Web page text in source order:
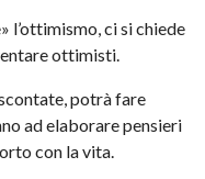
l’ottimismo, ci si chiede
ottimisti.
potrà fare
ad elaborare pensieri
con la vita.